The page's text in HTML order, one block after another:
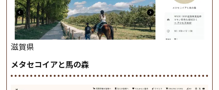
滋賀県
メタセコイアと馬の森